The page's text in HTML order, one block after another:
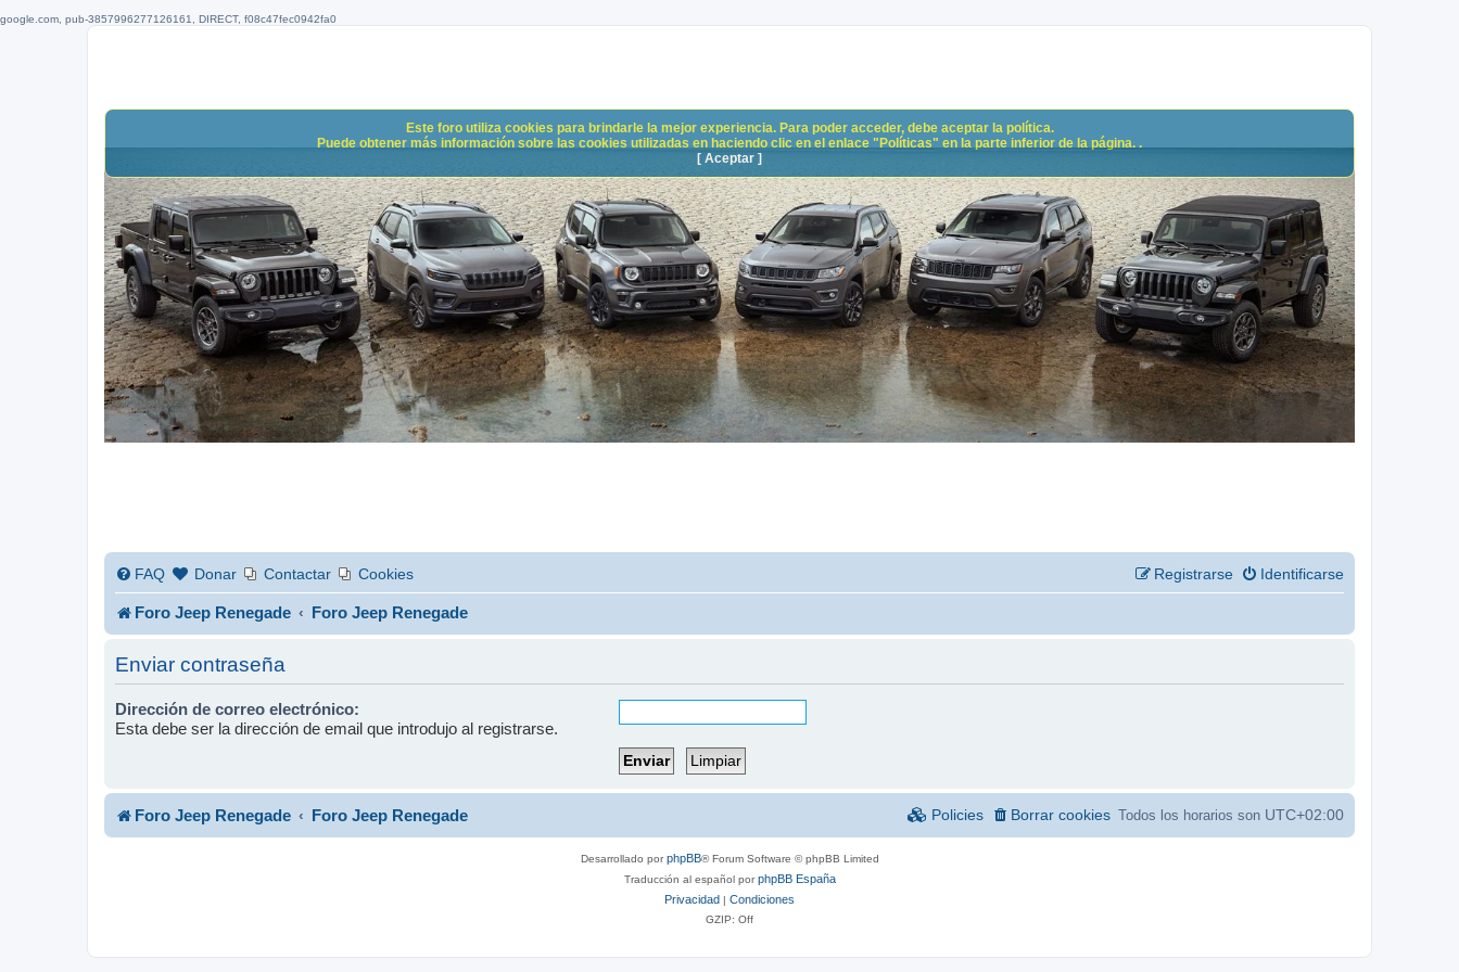
google.com, pub-3857996277126161, DIRECT, f08c47fec0942fa0
FAQ Donar Contactar Cookies Identificarse
Registrarse
Foro Jeep Renegade Foro Jeep Renegade
Enviar contraseña
Dirección de correo electrónico:
Esta debe ser la dirección de email que introdujo al registrarse.
Este foro utiliza cookies para brindarle la mejor experiencia. Para poder acceder, debe aceptar la política.
Puede obtener más información sobre las cookies utilizadas en haciendo clic en el enlace "Políticas" en la parte inferior de la página. .
[ Aceptar ]
Foro Jeep Renegade Foro Jeep Renegade Todos los horarios son UTC+02:00
Borrar cookies
Policies
Desarrollado porphpBB® Forum Software © phpBB Limited
Traducción al español porphpBB España
Privacidad | Condiciones
GZIP: Off